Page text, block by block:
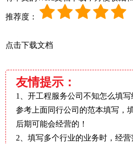
推荐度：
点击下载文档
友情提示：
1、开工程服务公司不知怎么填
参考上面同行公司的范本填写，
后期可能会经营的！
2、填写多个行业的业务时，经